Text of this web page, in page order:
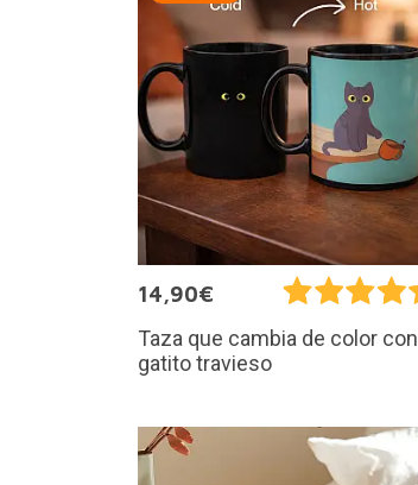
14,90€
Taza que cambia de color con
gatito travieso